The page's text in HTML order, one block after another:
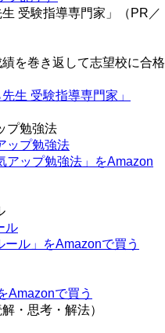
受験指導専門家」（PR／
を巻き返して志望校に合格
プ勉強法
・思考・解法）